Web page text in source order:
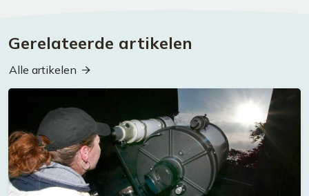
Gerelateerde artikelen
Alle artikelen